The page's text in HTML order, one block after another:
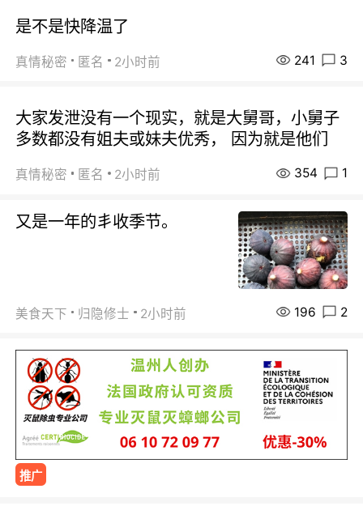
是不是快降温了
真情秘密 匿名 2小时前 241 3
大家发泄没有一个现实，就是大舅哥，小舅子
多数都没有姐夫或妹夫优秀， 因为就是他们
真情秘密 匿名 2小时前 354 1
又是一年的丯收季节。
美食天下 归隐修士 2小时前 196 2
推广